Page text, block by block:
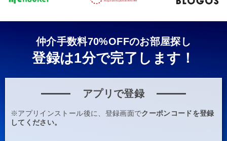
仲介手数料70%OFFのお部屋探し
登録は1分で完了します！
アプリで登録
※アプリインストール後に、登録画面でクーポンコードを登録
してください。